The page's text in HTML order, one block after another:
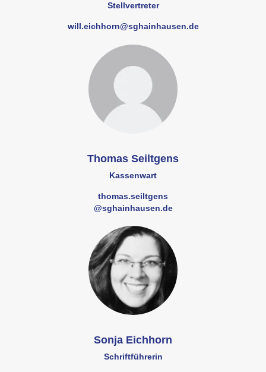
Stellvertreter
will.eichhorn@sghainhausen.de
Thomas Seiltgens
Kassenwart
thomas.seiltgens
@sghainhausen.de
Sonja Eichhorn
Schriftführerin